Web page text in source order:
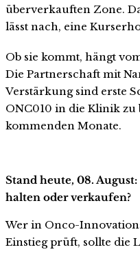
überverkauften Zone.
lässt nach, eine
Ob sie kommt, hängt
Die Partnerschaft mit
Verstärkung sind erste
ONC010 in die Klinik
kommenden Monate.
Stand heute, 08.
halten oder verkaufen?
Wer in Onco-
Einstieg prüft, sollte die